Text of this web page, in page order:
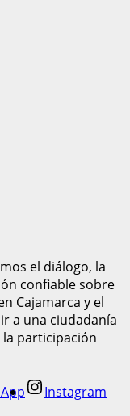
el diálogo, la
confiable sobre
Cajamarca y el
a una ciudadanía
participación
Instagram